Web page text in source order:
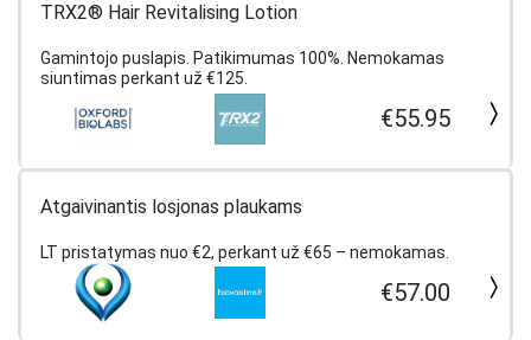
TRX2® Hair Revitalising Lotion
Gamintojo puslapis. Patikimumas 100%. Nemokamas
siuntimas perkant už €125.
€55.95
Atgaivinantis losjonas plaukams
LT pristatymas nuo €2, perkant už €65 – nemokamas.
€57.00